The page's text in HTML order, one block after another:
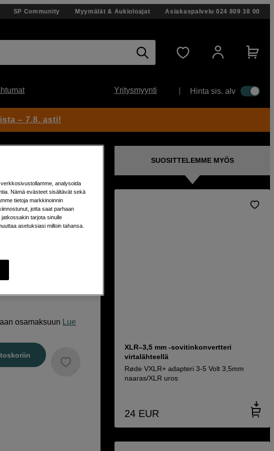
SP Community Myymälät & Aukioloajat Asiakaspalvelu 024 809 38 00
Yritysmyynti Hinta sis. alv
osamaksuun
Lue
SUOSITTELEMME MYÖS
XLR–3,5 mm -sovitinkonvertteri
virtalähteellä
Røde VXLR+ adapteri 3-5 Volt 3,5mm
naaras/XLR uros
24 EUR
– 7.8. asti!
analysoida
Nämä evästeet sisältävät sekä
tietoja markkinoinnin
jotta saat parhaan
tarjota sinulle
asetuksiasi milloin tahansa.